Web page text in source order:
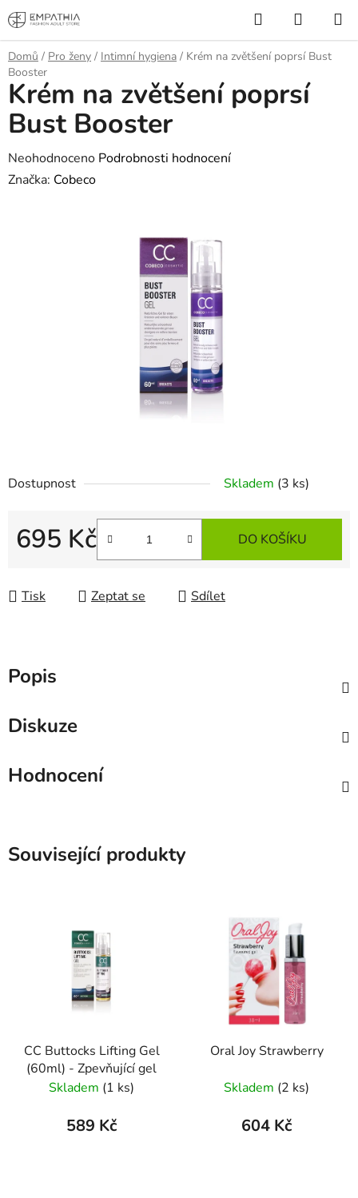
Přejít
na
obsah
Hledat
KOŠÍK
Domů / Pro ženy / Intimní hygiena / Krém na zvětšení poprsí Bust
Booster
Dostupnost Skladem (3 ks)
695 Kč DO KOŠÍKU
Tisk Zeptat se Sdílet
Krém na zvětšení poprsí
Bust Booster
Průměrné
hodnocení
Neohodnoceno Podrobnosti hodnocení
Značka: Cobeco
Popis
Diskuze
Hodnocení
Související produkty
CC Buttocks Lifting Gel
(60ml) - Zpevňující gel
Skladem (1 ks)
589 Kč
Oral Joy Strawberry
Skladem (2 ks)
604 Kč